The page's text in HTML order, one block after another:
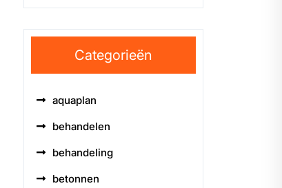
Categorieën
aquaplan
behandelen
behandeling
betonnen